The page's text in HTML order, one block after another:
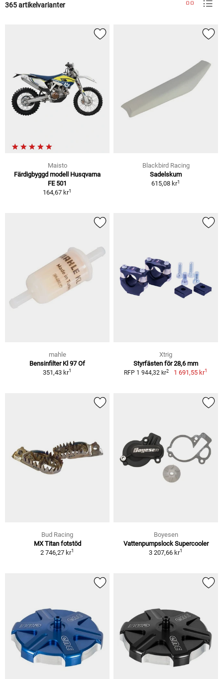
365 artikelvarianter
Maisto
Färdigbyggd modell Husqvarna
FE 501
164,67 kr1
Blackbird Racing
Sadelskum
615,08 kr1
mahle
Bensinfilter Kl 97 Of
351,43 kr1
Xtrig
Styrfästen för 28,6 mm
RFP 1 944,32 kr2 1 691,55 kr1
Bud Racing
MX Titan fotstöd
2 746,27 kr1
Boyesen
Vattenpumpslock Supercooler
3 207,66 kr1